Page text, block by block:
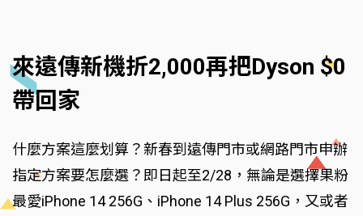
來遠傳新機折2,000再把Dyson $0
帶回家
什麼方案這麼划算？新春到遠傳門市或網路門市申辦
指定方案要怎麼選？即日起至2/28，無論是選擇果粉
最愛iPhone 14 256G、iPhone 14 Plus 256G，又或者